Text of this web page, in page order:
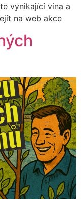
vynikající vína a
na web akce